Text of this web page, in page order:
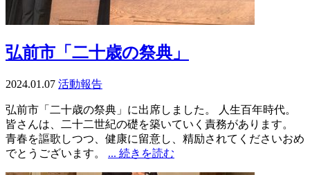
弘前市「二十歳の祭典」
2024.01.07 活動報告
弘前市「二十歳の祭典」に出席しました。 人生百年時代。
皆さんは、二十二世紀の礎を築いていく責務があります。
青春を謳歌しつつ、健康に留意し、精励されてくださいおめ
でとうございます。 ... 続きを読む